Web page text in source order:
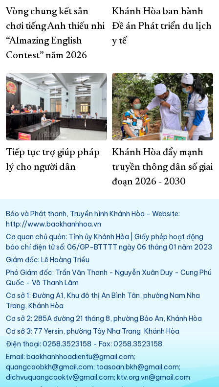
Vòng chung kết sân
chơi tiếng Anh thiếu nhi
“AImazing English
Contest” năm 2026
Khánh Hòa ban hành
Đề án Phát triển du lịch
y tế
Tiếp tục trợ giúp pháp
lý cho người dân
Khánh Hòa đẩy mạnh
truyền thông dân số giai
đoạn 2026 - 2030
Báo và Phát thanh, Truyền hình Khánh Hòa - Website:
http://www.baokhanhhoa.vn
Cơ quan chủ quản: Tỉnh ủy Khánh Hòa | Giấy phép hoạt động
báo chí điện tử số: 06/GP-BTTTT ngày 06 tháng 01 năm 2023
Giám đốc: Lê Hoàng Triều
Phó Giám đốc: Trần Văn Thanh - Nguyễn Xuân Duy - Cung Phú
Quốc - Võ Thanh Lâm
Cơ sở 1: Đường A1, Khu đô thị An Bình Tân, phường Nam Nha
Trang, Khánh Hòa
Cơ sở 2: 285A đường 21 tháng 8, phường Bảo An, Khánh Hòa
Cơ sở 3: 77 Yersin, phường Tây Nha Trang, Khánh Hòa
Điện thoại: 0258.3523158 - Fax: 0258.3523158
Email: baokhanhhoadientu@gmail.com;
quangcaobkh@gmail.com; toasoan.bkh@gmail.com;
dichvuquangcaoktv@gmail.com; ktv.org.vn@gmail.com